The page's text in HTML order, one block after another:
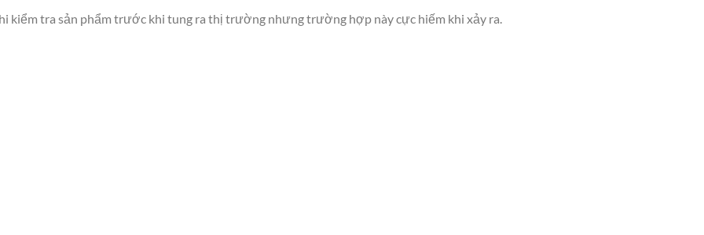
kiểm tra sản phẩm trước khi tung ra thị trường nhưng trường hợp này cực hiếm khi xảy ra.